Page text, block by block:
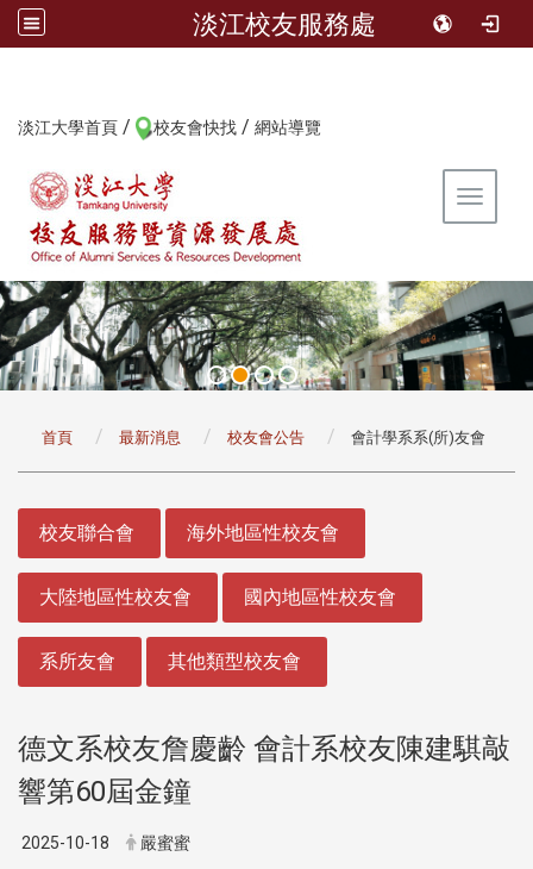
淡江校友服務處
淡江大學首頁 / 校友會快找 / 網站導覽
Toggle
首頁 最新消息 校友會公告 會計學系系(所)友會
校友聯合會 海外地區性校友會
大陸地區性校友會 國內地區性校友會
系所友會 其他類型校友會
德文系校友詹慶齡 會計系校友陳建騏敲
響第60屆金鐘
2025-10-18 嚴蜜蜜